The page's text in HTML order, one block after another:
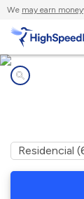
We may earn money